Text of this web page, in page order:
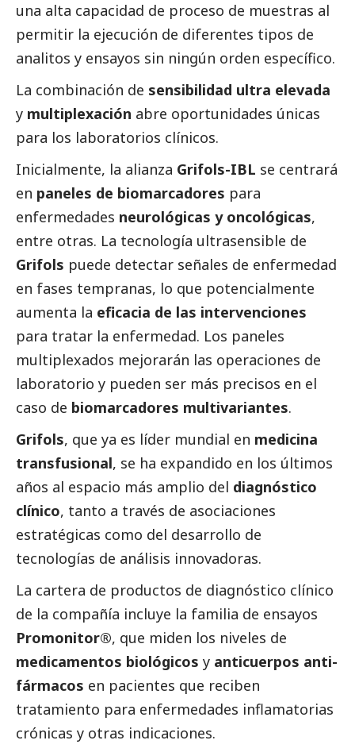
una alta capacidad de proceso de muestras al
permitir la ejecución de diferentes tipos de
analitos y ensayos sin ningún orden específico.
La combinación de sensibilidad ultra elevada
y multiplexación abre oportunidades únicas
para los laboratorios clínicos.
Inicialmente, la alianza Grifols-IBL se centrará
en paneles de biomarcadores para
enfermedades neurológicas y oncológicas,
entre otras. La tecnología ultrasensible de
Grifols puede detectar señales de enfermedad
en fases tempranas, lo que potencialmente
aumenta la eficacia de las intervenciones
para tratar la enfermedad. Los paneles
multiplexados mejorarán las operaciones de
laboratorio y pueden ser más precisos en el
caso de biomarcadores multivariantes.
Grifols, que ya es líder mundial en medicina
transfusional, se ha expandido en los últimos
años al espacio más amplio del diagnóstico
clínico, tanto a través de asociaciones
estratégicas como del desarrollo de
tecnologías de análisis innovadoras.
La cartera de productos de diagnóstico clínico
de la compañía incluye la familia de ensayos
Promonitor®, que miden los niveles de
medicamentos biológicos y anticuerpos anti-
fármacos en pacientes que reciben
tratamiento para enfermedades inflamatorias
crónicas y otras indicaciones.